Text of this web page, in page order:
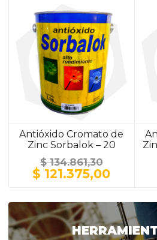
original
era:
$ 7.000,10.
actual
es:
$
Antióxido Cromato de
Zinc Sorbalok – 20
Litros / GRIS
$134.861,30
El
precio
era:
$ 134.861,30.
$ 121.375,00El
es:
$